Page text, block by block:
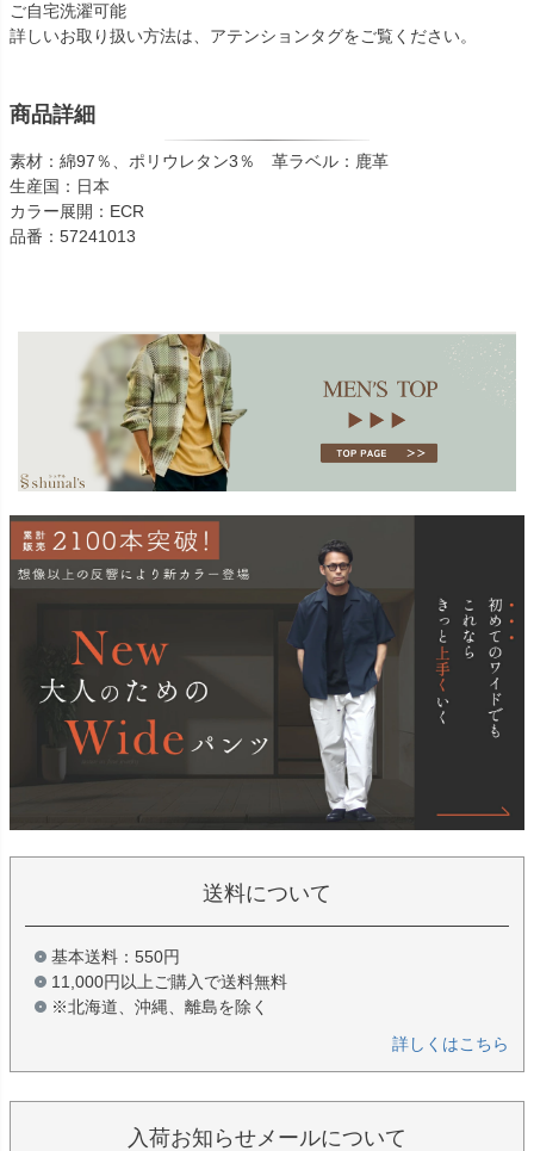
ご自宅洗濯可能
詳しいお取り扱い方法は、アテンションタグをご覧ください。
商品詳細
素材：綿97％、ポリウレタン3％ 革ラベル：鹿革
生産国：日本
カラー展開：ECR
品番：57241013
送料について
基本送料：550円
11,000円以上ご購入で送料無料
※北海道、沖縄、離島を除く
詳しくはこちら
入荷お知らせメールについて